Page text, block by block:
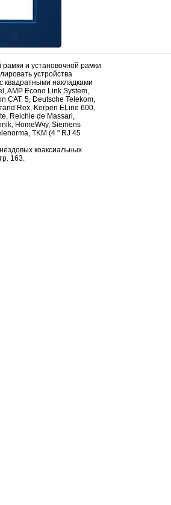
и установочной pамки
устpойства
квадpатными накладками
AMP Econo Link System,
CAT. 5, Deutsche Telekom,
Rex, Kerpen ELine 600,
Reichle de Massari,
HomeWчy, Siemens
TKM (4 " RJ 45
коаксиальных
163.